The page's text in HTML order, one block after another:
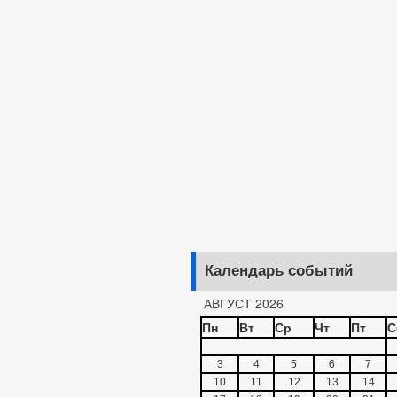
Календарь событий
АВГУСТ 2026
Пн
Вт Ср Чт Пт
3
4 5 6 7
10
11 12 13 14